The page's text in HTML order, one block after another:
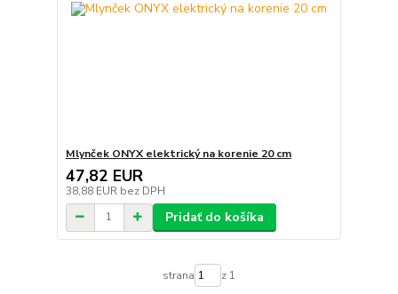
Mlynček ONYX elektrický na korenie 20 cm
47,82 EUR
38,88 EUR bez DPH
Pridať do košíka
strana z 1